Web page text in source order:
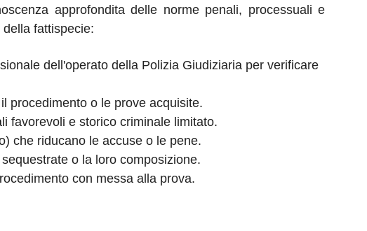
approfondita delle norme penali, processuali e
fattispecie:
dell'operato della Polizia Giudiziaria per verificare
procedimento o le prove acquisite.
favorevoli e storico criminale limitato.
che riducano le accuse o le pene.
o la loro composizione.
con messa alla prova.